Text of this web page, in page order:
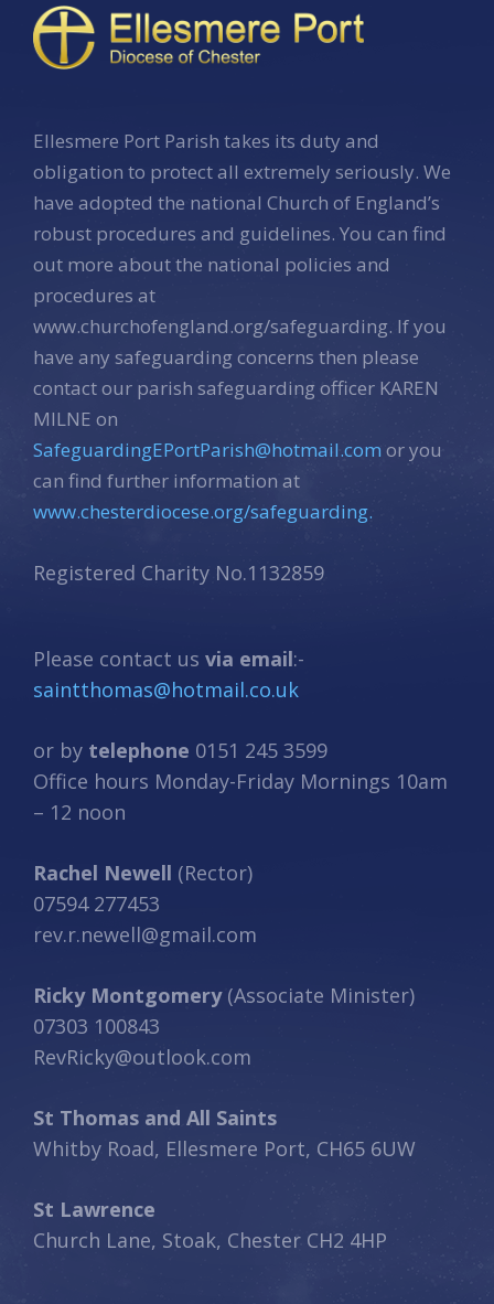
Ellesmere Port Parish takes its duty and
obligation to protect all extremely seriously. We
have adopted the national Church of England’s
robust procedures and guidelines. You can find
out more about the national policies and
procedures at
www.churchofengland.org/safeguarding. If you
have any safeguarding concerns then please
contact our parish safeguarding officer KAREN
MILNE on
SafeguardingEPortParish@hotmail.com or you
can find further information at
www.chesterdiocese.org/safeguarding.
Registered Charity No.1132859
Please contact us via email:-
saintthomas@hotmail.co.uk
or by telephone 0151 245 3599
Office hours Monday-Friday Mornings 10am
– 12 noon
Rachel Newell (Rector)
07594 277453
rev.r.newell@gmail.com
Ricky Montgomery(Associate Minister)
07303 100843
RevRicky@outlook.com
St Thomas and All Saints
Whitby Road, Ellesmere Port, CH65 6UW
St Lawrence
Church Lane, Stoak, Chester CH2 4HP